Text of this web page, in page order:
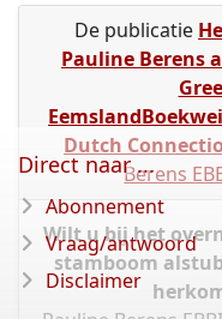
De publicatie
Pauline Berens
Dutch
Berens
Wilt u bij het
stamboom
Direct naar ...
Abonnement
Vraag/antwoord
Disclaimer